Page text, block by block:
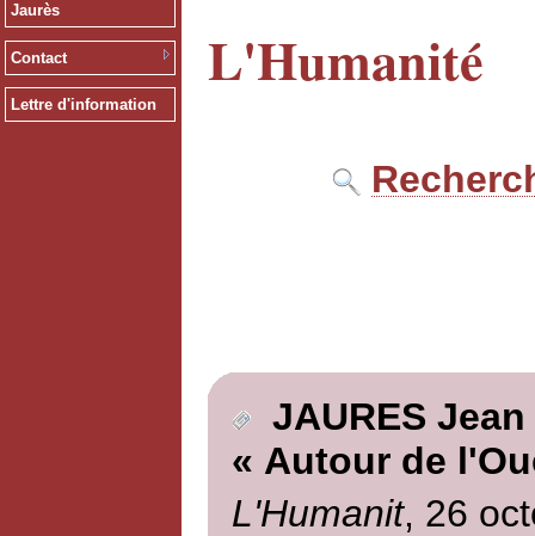
Jaurès
Contact
Lettre d'information
L'Humanité
JAURES Jean
« Autour de
L'Humanit, 26